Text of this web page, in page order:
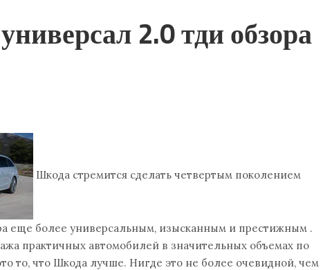
2.0 тди обзора
Шкода стремится сделать четвертым поколением
еще более универсальным, изысканным и престижным .
практичных автомобилей в значительных объемах по
то, что Шкода лучше. Нигде это не более очевидной, чем